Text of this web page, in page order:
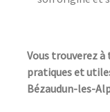
Vous trouverez
pratiques et
Bézaudun-les-